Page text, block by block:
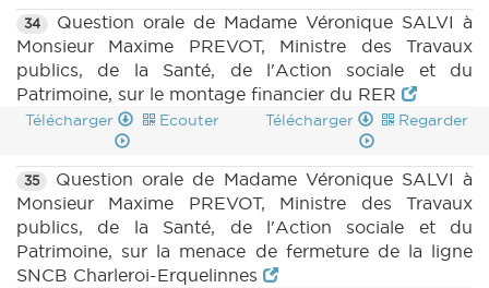
34
Question orale de Madame Véronique SALVI à
Monsieur Maxime PREVOT, Ministre des Travaux
publics, de la Santé, de l'Action sociale et du
Patrimoine, sur le montage financier du RER
Télécharger Ecouter Télécharger Regarder
35
Question orale de Madame Véronique SALVI à
Monsieur Maxime PREVOT, Ministre des Travaux
publics, de la Santé, de l'Action sociale et du
Patrimoine, sur la menace de fermeture de la ligne
SNCB Charleroi-Erquelinnes